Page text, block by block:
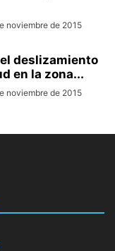
noviembre de 2015
deslizamiento
en la zona...
noviembre de 2015